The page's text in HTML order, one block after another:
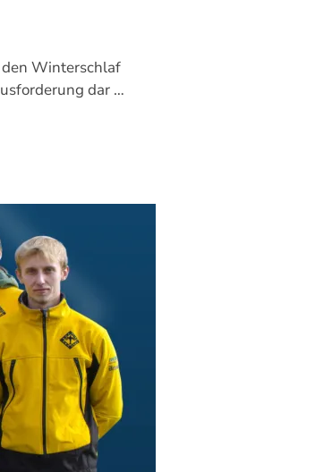
den Winterschlaf
dar …